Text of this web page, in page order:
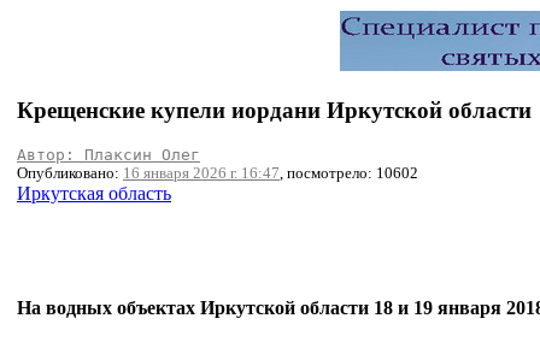
Крещенские купели иордани Иркутской области
Автор: Плаксин Олег
Опубликовано: 16 января 2026 г. 16:47, посмотрело: 10602
Иркутская область
На водных объектах Иркутской области 18 и 19 января